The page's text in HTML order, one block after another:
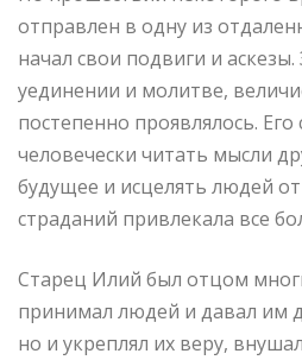
отправлен в одну из
начал свои подвиги и
уединении и молитве,
постепенно проявлялось. Его
человечески читать мысли
будущее и исцелять людей
страданий привлекала все
Старец Илий был отцом
принимал людей и давал им
но и укреплял их веру,